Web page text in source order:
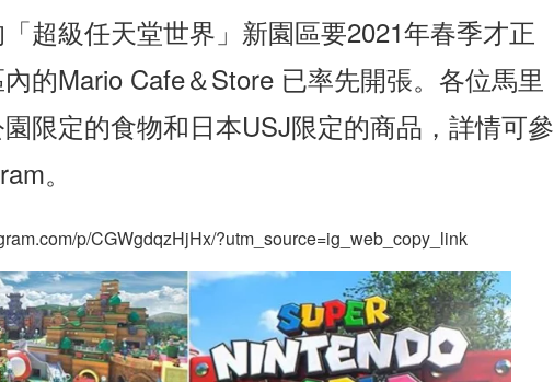
超級任天堂世界」新園區要2021年春季才正
的Mario Cafe＆Store 已率先開張。各位馬里
限定的食物和日本USJ限定的商品，詳情可參
。
p/CGWgdqzHjHx/?utm_source=ig_web_copy_link